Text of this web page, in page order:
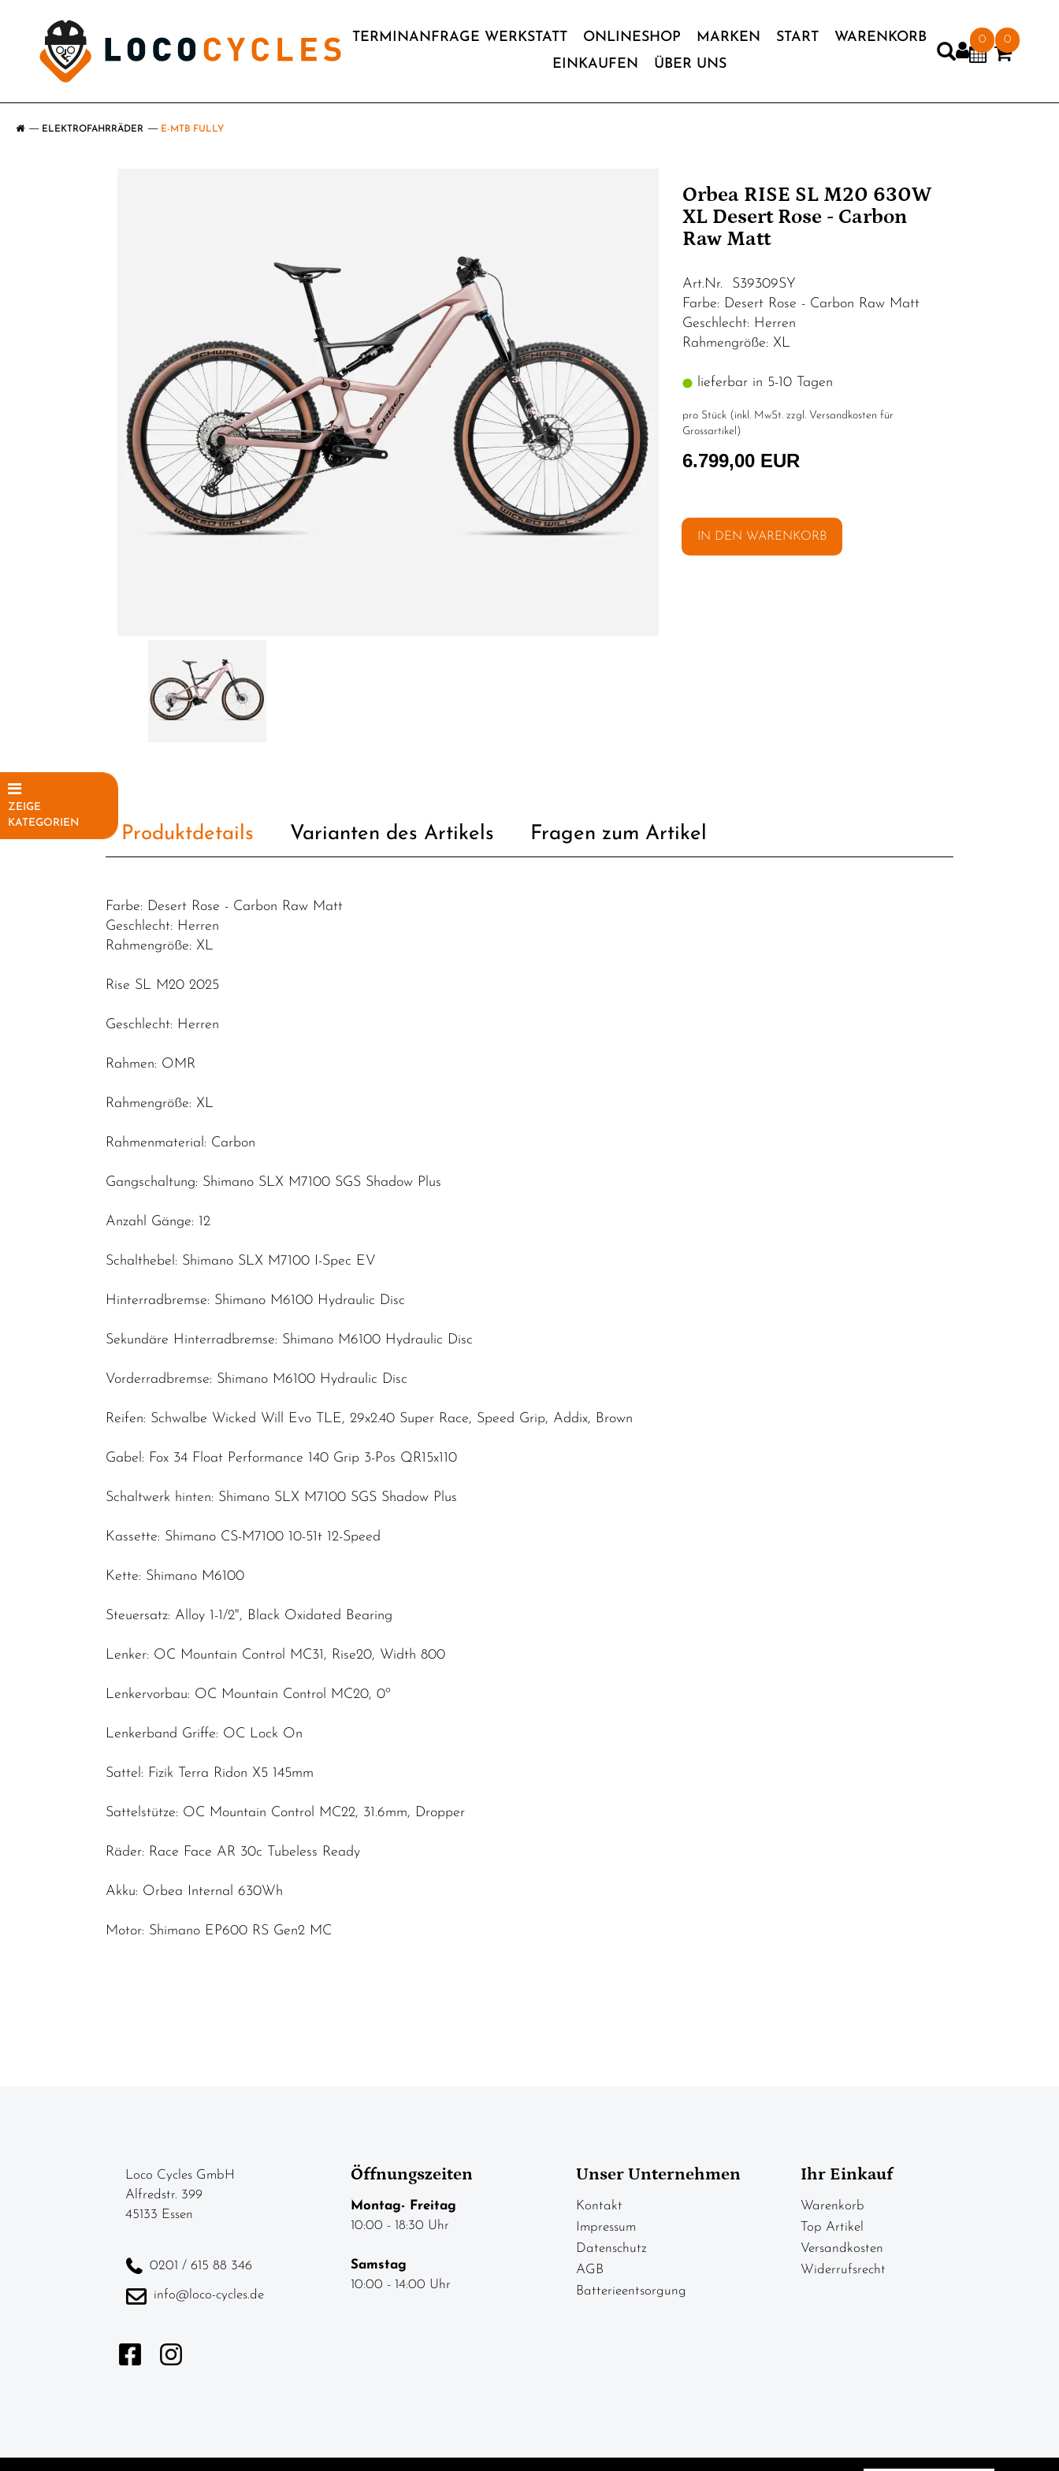
TERMINANFRAGE WERKSTATT ONLINESHOP MARKEN START
WARENKORB
EINKAUFEN
ÜBER UNS
0 0
ELEKTROFAHRRÄDER E-MTB FULLY
ZEIGE
KATEGORIEN
Elektrofahrräder
Orbea RISE SL M20 630W
XL Desert Rose - Carbon
Raw Matt
Art.Nr. S39309SY
Farbe: Desert Rose - Carbon Raw Matt
Geschlecht: Herren
Rahmengröße: XL
lieferbar in 5-10 Tagen
pro Stück (inkl. MwSt. zzgl. Versandkosten für
Grossartikel )
6.799,00 EUR
IN DEN WARENKORB
Produktdetails Varianten des Artikels Fragen zum Artikel
Farbe: Desert Rose - Carbon Raw Matt
Geschlecht: Herren
Rahmengröße: XL
Rise SL M20 2025
Geschlecht: Herren
Rahmen: OMR
Rahmengröße: XL
Rahmenmaterial: Carbon
Gangschaltung: Shimano SLX M7100 SGS Shadow Plus
Anzahl Gänge: 12
Schalthebel: Shimano SLX M7100 I-Spec EV
Hinterradbremse: Shimano M6100 Hydraulic Disc
Sekundäre Hinterradbremse: Shimano M6100 Hydraulic Disc
Vorderradbremse: Shimano M6100 Hydraulic Disc
Reifen: Schwalbe Wicked Will Evo TLE, 29x2.40 Super Race, Speed Grip, Addix, Brown
Gabel: Fox 34 Float Performance 140 Grip 3-Pos QR15x110
Schaltwerk hinten: Shimano SLX M7100 SGS Shadow Plus
Kassette: Shimano CS-M7100 10-51t 12-Speed
Kette: Shimano M6100
Steuersatz: Alloy 1-1/2", Black Oxidated Bearing
Lenker: OC Mountain Control MC31, Rise20, Width 800
Lenkervorbau: OC Mountain Control MC20, 0º
Lenkerband Griffe: OC Lock On
Sattel: Fizik Terra Ridon X5 145mm
Sattelstütze: OC Mountain Control MC22, 31.6mm, Dropper
Räder: Race Face AR 30c Tubeless Ready
Akku: Orbea Internal 630Wh
Motor: Shimano EP600 RS Gen2 MC
Loco Cycles GmbH
Alfredstr. 399
45133 Essen
0201 / 615 88 346
info@loco-cycles.de
Öffnungszeiten
Montag- Freitag
10:00 - 18:30 Uhr
Samstag
10:00 - 14:00 Uhr
Unser Unternehmen
Kontakt
Impressum
Datenschutz
AGB
Batterieentsorgung
Ihr Einkauf
Warenkorb
Top Artikel
Versandkosten
Widerrufsrecht